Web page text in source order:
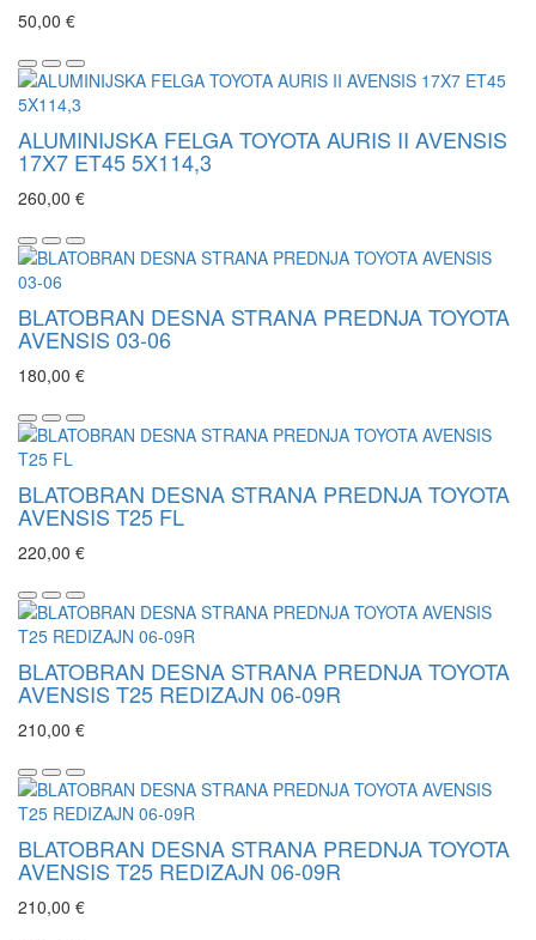
50,00 €
ALUMINIJSKA FELGA TOYOTA AURIS II AVENSIS
17X7 ET45 5X114,3
260,00 €
BLATOBRAN DESNA STRANA PREDNJA TOYOTA
AVENSIS 03-06
180,00 €
BLATOBRAN DESNA STRANA PREDNJA TOYOTA
AVENSIS T25 FL
220,00 €
BLATOBRAN DESNA STRANA PREDNJA TOYOTA
AVENSIS T25 REDIZAJN 06-09R
210,00 €
BLATOBRAN DESNA STRANA PREDNJA TOYOTA
AVENSIS T25 REDIZAJN 06-09R
210,00 €